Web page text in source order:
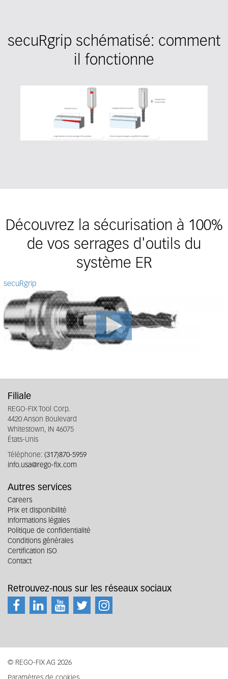
secuRgrip schématisé: comment
il fonctionne
Découvrez la sécurisation à 100%
de vos serrages d'outils du
système ER
secuRgrip
Filiale
REGO-FIX Tool Corp.
4420 Anson Boulevard
Whitestown, IN 46075
États-Unis
Téléphone: (317)870-5959
info.usa@rego-fix.com
Autres services
Careers
Prix et disponibilité
Informations légales
Politique de confidentialité
Conditions générales
Certification ISO
Contact
Retrouvez-nous sur les réseaux sociaux
© REGO-FIX AG 2026